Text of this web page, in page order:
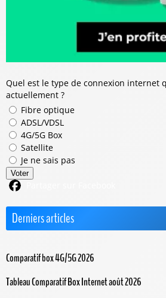
Quel est le type de connexion internet
actuellement ?
Fibre optique
ADSL/VDSL
4G/5G Box
Satellite
Je ne sais pas
Voter
Derniers articles
Comparatif box 4G/5G 2026
Tableau Comparatif Box Internet août 2026